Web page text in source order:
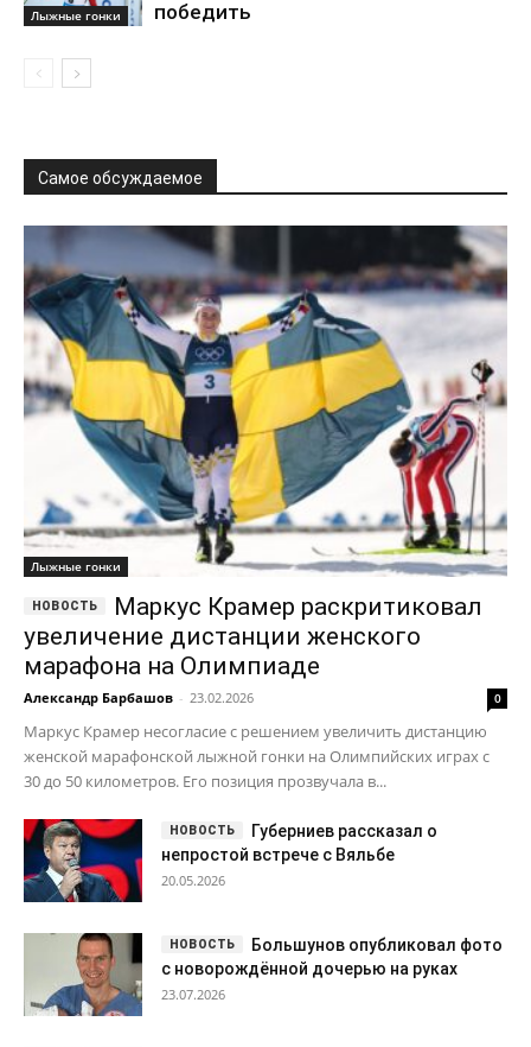
Лыжные гонки победить
Самое обсуждаемое
Лыжные гонки
Маркус Крамер раскритиковал
увеличение дистанции женского
марафона на Олимпиаде
Александр Барбашов - 23.02.2026 0
Маркус Крамер несогласие с решением увеличить дистанцию
женской марафонской лыжной гонки на Олимпийских играх с
30 до 50 километров. Его позиция прозвучала в...
Губерниев рассказал о
непростой встрече с Вяльбе
20.05.2026
Большунов опубликовал фото
с новорождённой дочерью на руках
23.07.2026